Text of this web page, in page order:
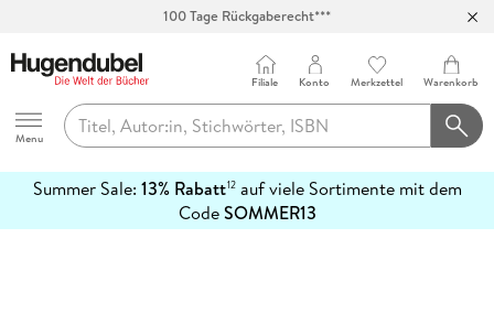
100 Tage Rückgaberecht***
Hugendubel
Menu
Filiale Konto Merkzettel Warenkorb
Summer Sale: 13% Rabatt12auf viele Sortimente mit dem
CodeSOMMER13
erfahren